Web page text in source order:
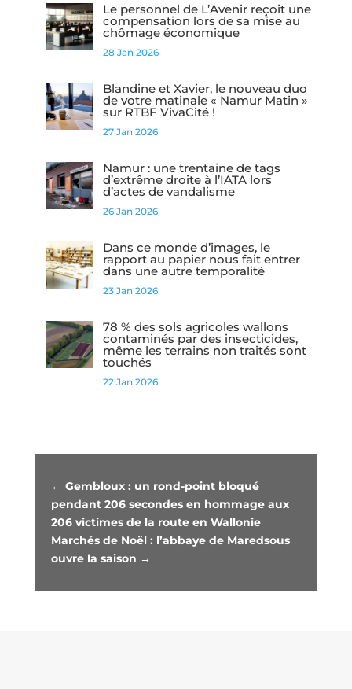
Le personnel de L’Avenir reçoit une
compensation lors de sa mise au
chômage économique
28 Jan 2026
Blandine et Xavier, le nouveau duo
de votre matinale « Namur Matin »
sur RTBF VivaCité !
27 Jan 2026
Namur : une trentaine de tags
d’extrême droite à l’IATA lors
d’actes de vandalisme
26 Jan 2026
Dans ce monde d’images, le
rapport au papier nous fait entrer
dans une autre temporalité
23 Jan 2026
78 % des sols agricoles wallons
contaminés par des insecticides,
même les terrains non traités sont
touchés
22 Jan 2026
← Gembloux : un rond-point bloqué
pendant 206 secondes en hommage aux
206 victimes de la route en Wallonie
Marchés de Noël : l’abbaye de Maredsous
ouvre la saison →